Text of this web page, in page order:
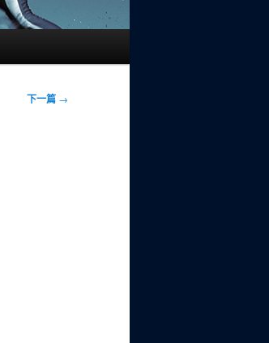
下一篇 →